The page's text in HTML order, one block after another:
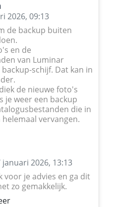
2026, 09:13
de backup buiten
en de
van Luminar
schijf. Dat kan in
de nieuwe foto's
je weer een backup
die in
vervangen.
2026, 13:13
voor je advies en ga dit
zo gemakkelijk.